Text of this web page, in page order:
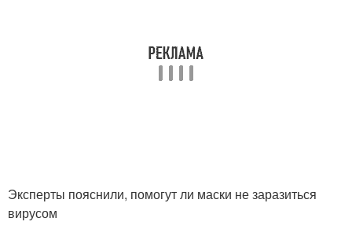
Эксперты пояснили, помогут ли маски не заразиться
вирусом